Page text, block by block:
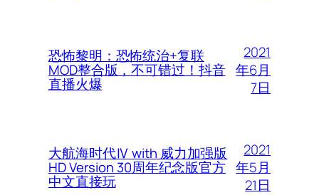
恐怖黎明：恐怖统治+复联
MOD整合版，不可错过！抖音
直播火爆
2021
年6月
7日
大航海时代Ⅳ with 威力加强版
HD Version 30周年纪念版官方
中文直接玩
2021
年5月
21日